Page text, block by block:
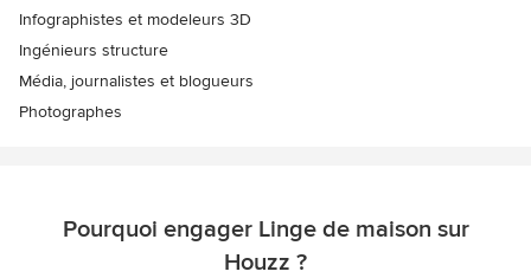
Infographistes et modeleurs 3D
Ingénieurs structure
Média, journalistes et blogueurs
Photographes
Pourquoi engager Linge de maison sur
Houzz ?